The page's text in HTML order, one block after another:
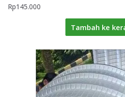
Rp145.000
Tambah ke